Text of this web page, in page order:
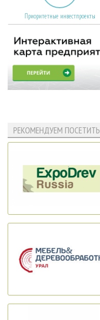
Приоритетные инвестпроекты
РЕКОМЕНДУЕМ ПОСЕТИТЬ